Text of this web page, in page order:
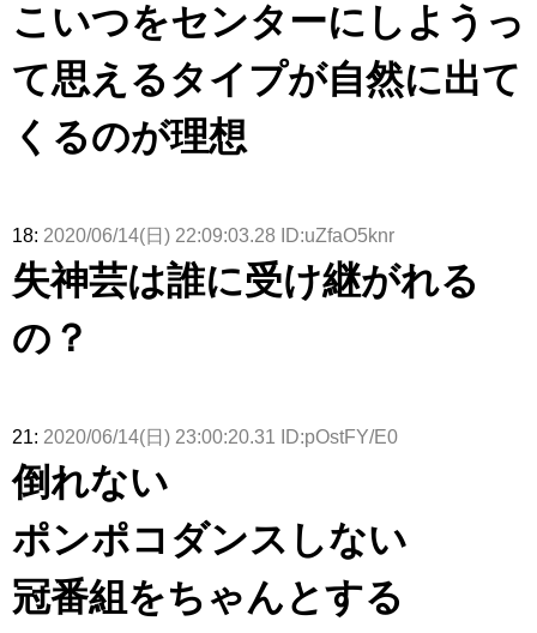
こいつをセンターにしようっ
て思えるタイプが自然に出て
くるのが理想
18: 2020/06/14(日) 22:09:03.28 ID:uZfaO5knr
失神芸は誰に受け継がれる
の？
21: 2020/06/14(日) 23:00:20.31 ID:pOstFY/E0
倒れない
ポンポコダンスしない
冠番組をちゃんとする